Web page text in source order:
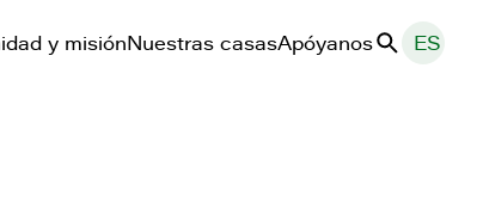
y misiónNuestras casasApóyanosBuscar
ES